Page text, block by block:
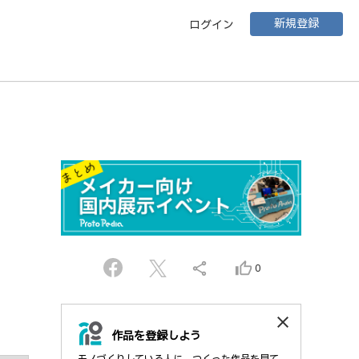
ログイン 新規登録
share thumb_up_alt 0
作品を登録しよう
close